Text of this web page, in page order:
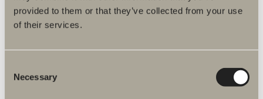
provided to them or that they’ve collected from your use
of their services.
Selection
Necessary 340 kr.